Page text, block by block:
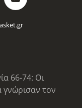
66-74: Οι
γνώρισαν τον